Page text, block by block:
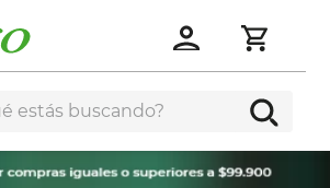
estás buscando?